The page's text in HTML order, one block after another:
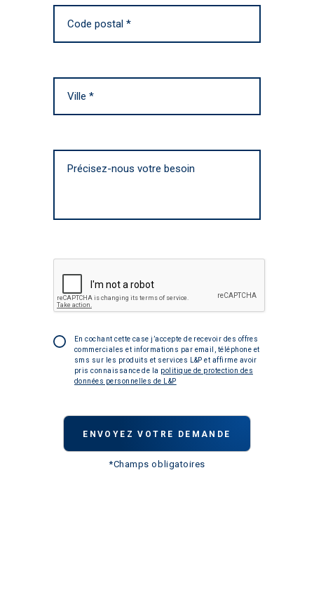
En cochant cette case j’accepte de recevoir des offres
commerciales et informations par email, téléphone et
sms sur les produits et services L&P et affirme avoir
pris connaissance de la politique de protection des
données personnelles de L&P
*Champs obligatoires